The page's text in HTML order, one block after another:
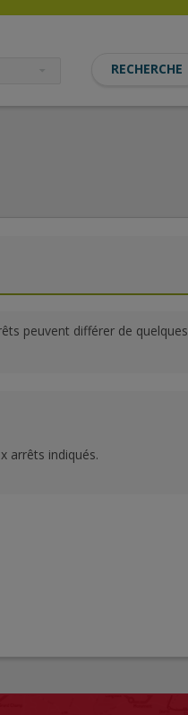
peuvent différer de quelques
arrêts indiqués.